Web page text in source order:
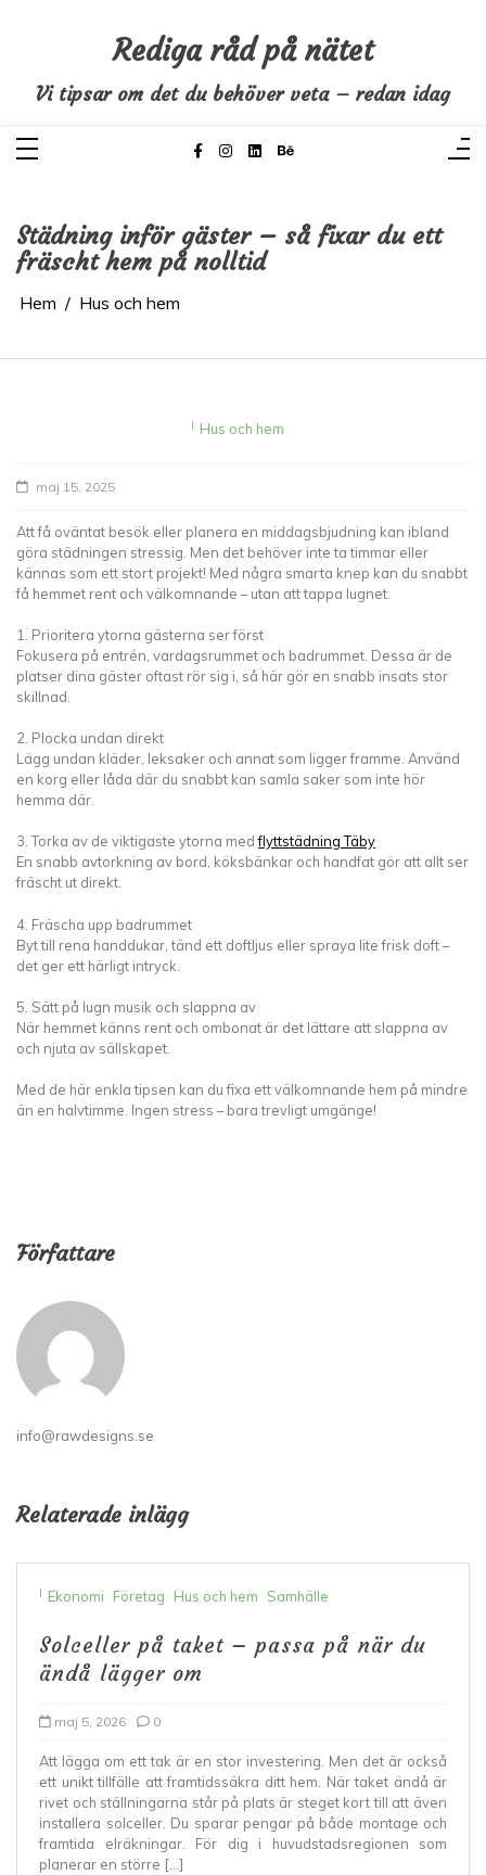
Rediga råd på nätet
Vi tipsar om det du behöver veta – redan idag
Städning inför gäster – så fixar du ett
fräscht hem på nolltid
Hem Hus och hem
I Hus och hem
maj 15, 2025
Att få oväntat besök eller planera en middagsbjudning kan ibland
göra städningen stressig. Men det behöver inte ta timmar eller
kännas som ett stort projekt! Med några smarta knep kan du snabbt
få hemmet rent och välkomnande – utan att tappa lugnet.
1. Prioritera ytorna gästerna ser först
Fokusera på entrén, vardagsrummet och badrummet. Dessa är de
platser dina gäster oftast rör sig i, så här gör en snabb insats stor
skillnad.
2. Plocka undan direkt
Lägg undan kläder, leksaker och annat som ligger framme. Använd
en korg eller låda där du snabbt kan samla saker som inte hör
hemma där.
3. Torka av de viktigaste ytorna medflyttstädning Täby
En snabb avtorkning av bord, köksbänkar och handfat gör att allt ser
fräscht ut direkt.
4. Fräscha upp badrummet
Byt till rena handdukar, tänd ett doftljus eller spraya lite frisk doft –
det ger ett härligt intryck.
5. Sätt på lugn musik och slappna av
När hemmet känns rent och ombonat är det lättare att slappna av
och njuta av sällskapet.
Med de här enkla tipsen kan du fixa ett välkomnande hem på mindre
än en halvtimme. Ingen stress – bara trevligt umgänge!
Författare
info@rawdesigns.se
Relaterade inlägg
I Ekonomi Företag Hus och hem Samhälle
Solceller på taket – passa på när du
ändå lägger om
maj 5, 2026 0
Att lägga om ett tak är en stor investering. Men det är också
ett unikt tillfälle att framtidssäkra ditt hem. När taket ändå är
rivet och ställningarna står på plats är steget kort till att även
installera solceller. Du sparar pengar på både montage och
framtida elräkningar. För dig i huvudstadsregionen som
planerar en större […]